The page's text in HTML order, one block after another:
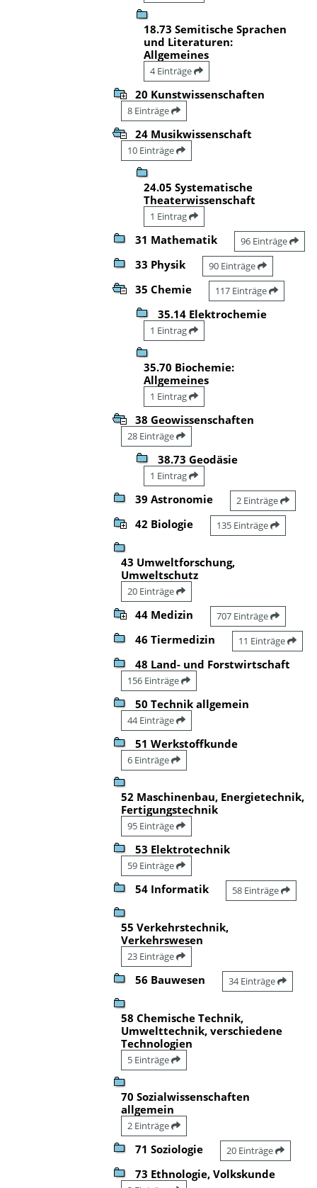
18.73 Semitische Sprachen
und Literaturen:
Allgemeines
4 Einträge
20 Kunstwissenschaften
8 Einträge
24 Musikwissenschaft
10 Einträge
24.05 Systematische
Theaterwissenschaft
1 Eintrag
31 Mathematik 96 Einträge
33 Physik 90 Einträge
35 Chemie 117 Einträge
35.14 Elektrochemie
1 Eintrag
35.70 Biochemie:
Allgemeines
1 Eintrag
38 Geowissenschaften
28 Einträge
38.73 Geodäsie
1 Eintrag
39 Astronomie 2 Einträge
42 Biologie 135 Einträge
43 Umweltforschung,
Umweltschutz
20 Einträge
44 Medizin 707 Einträge
46 Tiermedizin 11 Einträge
48 Land- und Forstwirtschaft
156 Einträge
50 Technik allgemein
44 Einträge
51 Werkstoffkunde
6 Einträge
52 Maschinenbau, Energietechnik,
Fertigungstechnik
95 Einträge
53 Elektrotechnik
59 Einträge
54 Informatik 58 Einträge
55 Verkehrstechnik,
Verkehrswesen
23 Einträge
56 Bauwesen 34 Einträge
58 Chemische Technik,
Umwelttechnik, verschiedene
Technologien
5 Einträge
70 Sozialwissenschaften
allgemein
2 Einträge
71 Soziologie 20 Einträge
73 Ethnologie, Volkskunde